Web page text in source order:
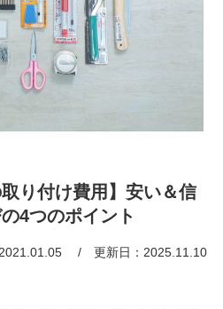
取り付け費用】安い＆信
4つのポイント
更新日：2025.11.10